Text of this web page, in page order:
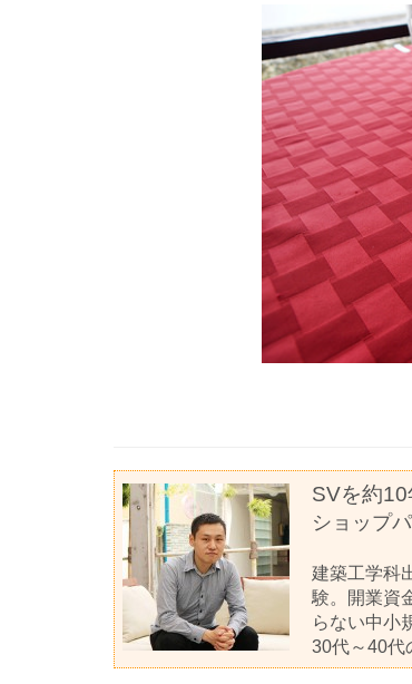
SVを約
ショップ
建築工学科
験。開業資
らない中小
30代～40代